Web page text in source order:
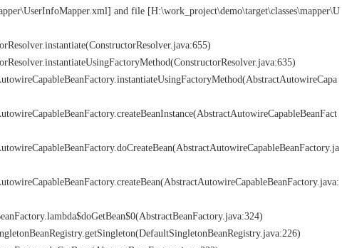
and file [H:\work_project\demo\target\classes\mapper\U